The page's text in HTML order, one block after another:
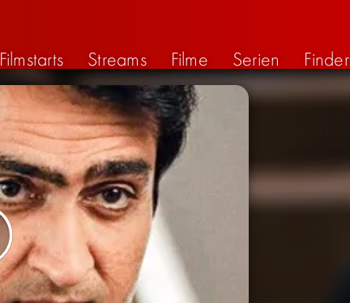
Filmstarts Streams Filme Serien Finder